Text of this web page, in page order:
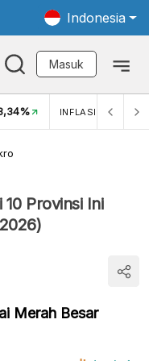
Indonesia
Masuk
INFLASI MOM
Provinsi Ini
Merah Besar